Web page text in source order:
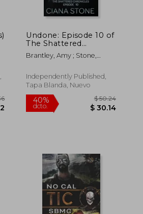
$ 63.36
$ 38.02
Undone: Episode 10 of
The Shattered
Chronicles (en Inglés)
Brantley, Amy ; Stone,
Independently Published,
Tapa Blanda, Nuevo
40%
dcto.